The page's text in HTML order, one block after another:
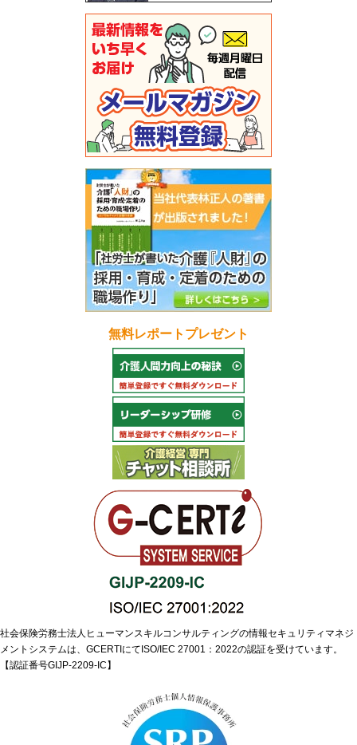
無料レポートプレゼント
社会保険労務士法人ヒューマンスキルコンサルティングの情報セキュリティマネジ
メントシステムは、GCERTIにてISO/IEC 27001：2022の認証を受けています。
【認証番号GIJP-2209-IC】